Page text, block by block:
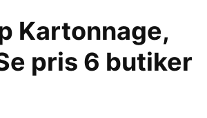
Kartonnage,
pris 6 butiker